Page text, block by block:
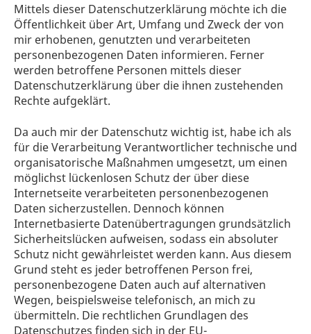
Mittels dieser Datenschutzerklärung möchte ich die
Öffentlichkeit über Art, Umfang und Zweck der von
mir erhobenen, genutzten und verarbeiteten
personenbezogenen Daten informieren. Ferner
werden betroffene Personen mittels dieser
Datenschutzerklärung über die ihnen zustehenden
Rechte aufgeklärt.
Da auch mir der Datenschutz wichtig ist, habe ich als
für die Verarbeitung Verantwortlicher technische und
organisatorische Maßnahmen umgesetzt, um einen
möglichst lückenlosen Schutz der über diese
Internetseite verarbeiteten personenbezogenen
Daten sicherzustellen. Dennoch können
Internetbasierte Datenübertragungen grundsätzlich
Sicherheitslücken aufweisen, sodass ein absoluter
Schutz nicht gewährleistet werden kann. Aus diesem
Grund steht es jeder betroffenen Person frei,
personenbezogene Daten auch auf alternativen
Wegen, beispielsweise telefonisch, an mich zu
übermitteln. Die rechtlichen Grundlagen des
Datenschutzes finden sich in der EU-